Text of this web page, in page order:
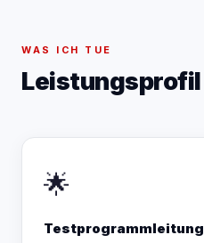
WAS ICH TUE
Leistungsprofil
🌟
Testprogrammleitung